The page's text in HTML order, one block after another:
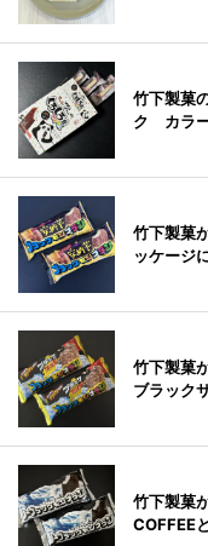
竹下製菓
ク カラ
竹下製菓
ッケージ
竹下製菓
ブラック
竹下製菓
COFFEE